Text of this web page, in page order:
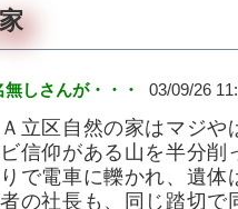
しさんが・・・ 03/09/26
立区自然の家はマジや
信仰がある山を半分削
で電車に轢かれ、遺
の社長も、同じ踏切で